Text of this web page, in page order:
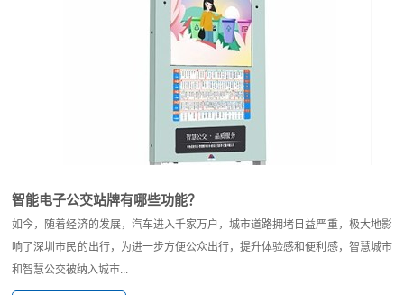
智能电子公交站牌有哪些功能？
如今，随着经济的发展，汽车进入千家万户，城市道路拥堵日益严重，极大地影
响了深圳市民的出行，为进一步方便公众出行，提升体验感和便利感，智慧城市
和智慧公交被纳入城市...